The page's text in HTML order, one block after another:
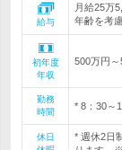
給与
月給25万
年齢を考
初年度
年収
500万円～
勤務
時間
* 8：30～
休日
* 週休2日